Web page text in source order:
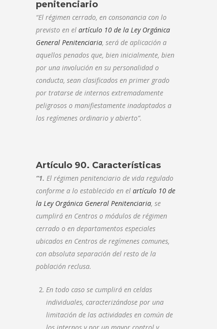
penitenciario
“El régimen cerrado, en consonancia con lo
previsto en el artículo 10 de la Ley Orgánica
General Penitenciaria, será de aplicación a
aquellos penados que, bien inicialmente, bien
por una involución en su personalidad o
conducta, sean clasificados en primer grado
por tratarse de internos extremadamente
peligrosos o manifiestamente inadaptados a
los regímenes ordinario y abierto”.
Artículo 90. Características
“1. El régimen penitenciario de vida regulado
conforme a lo establecido en el artículo 10 de
la Ley Orgánica General Penitenciaria, se
cumplirá en Centros o módulos de régimen
cerrado o en departamentos especiales
ubicados en Centros de regímenes comunes,
con absoluta separación del resto de la
población reclusa.
En todo caso se cumplirá en celdas
individuales, caracterizándose por una
limitación de las actividades en común de